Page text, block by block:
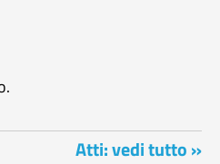
Atti: vedi tutto »